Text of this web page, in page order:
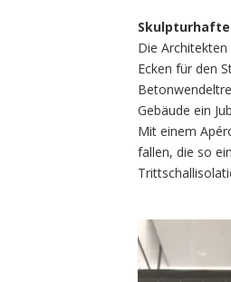
Die
Ecken für den
Gebäude ein
Mit einem
fallen, die so